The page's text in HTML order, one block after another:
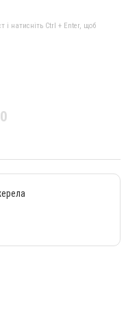
і натисніть Ctrl + Enter, щоб